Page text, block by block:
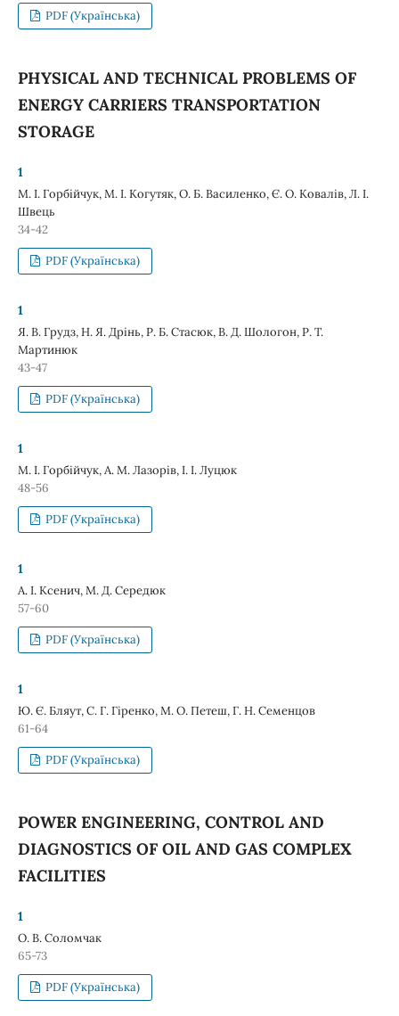
PDF (Українська)
PHYSICAL AND TECHNICAL PROBLEMS OF
ENERGY CARRIERS TRANSPORTATION
STORAGE
1
М. І. Горбійчук, М. І. Когутяк, О. Б. Василенко, Є. О. Ковалів, Л. І.
Швець
34-42
PDF (Українська)
1
Я. В. Грудз, Н. Я. Дрінь, Р. Б. Стасюк, В. Д. Шологон, Р. Т.
Мартинюк
43-47
PDF (Українська)
1
М. І. Горбійчук, А. М. Лазорів, І. І. Луцюк
48-56
PDF (Українська)
1
А. І. Ксенич, М. Д. Середюк
57-60
PDF (Українська)
1
Ю. Є. Бляут, С. Г. Гіренко, М. О. Петеш, Г. Н. Семенцов
61-64
PDF (Українська)
POWER ENGINEERING, CONTROL AND
DIAGNOSTICS OF OIL AND GAS COMPLEX
FACILITIES
1
O. В. Соломчак
65-73
PDF (Українська)